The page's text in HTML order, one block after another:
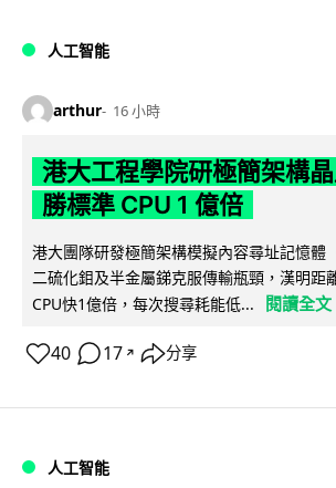
人工智能
arthur 16 小時
港大工程學院研極簡架構
勝標準 CPU 1 億倍
港大團隊研發極簡架構模擬內容尋址記憶體
二硫化鉬及半金屬銻克服傳輸瓶頸，漢明距
CPU快1億倍，每次搜尋耗能低...
閱讀全文
40 17 ↗ 分享
人工智能